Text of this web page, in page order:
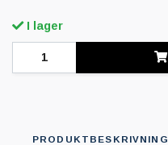
I lager
PRODUKTBESKRIVNING